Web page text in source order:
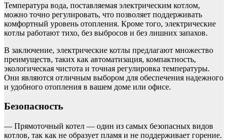
Температура вода, поставляемая электрическим котлом,
можно точно регулировать, что позволяет поддерживать
комфортный уровень отопления. Кроме того, электрические
котлы работают тихо, без выбросов и без лишних запахов.
В заключение, электрические котлы предлагают множество
преимуществ, таких как автоматизация, компактность,
экологическая чистота и точная регулировка температуры.
Они являются отличным выбором для обеспечения надежного
и удобного отопления в вашем доме или офисе.
Безопасность
— Прямоточный котел — один из самых безопасных видов
котлов, так как не образует пламя и не поддерживает горение.